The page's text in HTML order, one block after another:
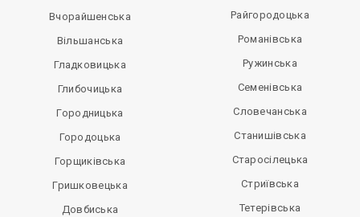
Вчорайшенська
Вільшанська
Гладковицька
Глибочицька
Городницька
Городоцька
Горщиківська
Гришковецька
Довбиська
Райгородоцька
Романівська
Ружинська
Семенівська
Словечанська
Станишівська
Старосілецька
Стриївська
Тетерівська